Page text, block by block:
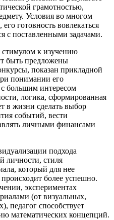
грамотностью,
Условия во многом
готовность вовлекаться
с поставленными задачами.
стимулом к изучению
быть предложены
показан прикладной
понимании его
с большим интересом
логика, сформированная
в жизни сделать выбор
событий, вести
личными финансами
подхода
личности, стиля
который для нее
более успешно.
экспериментах
(от визуальных,
педагог способствует
математических концепций.